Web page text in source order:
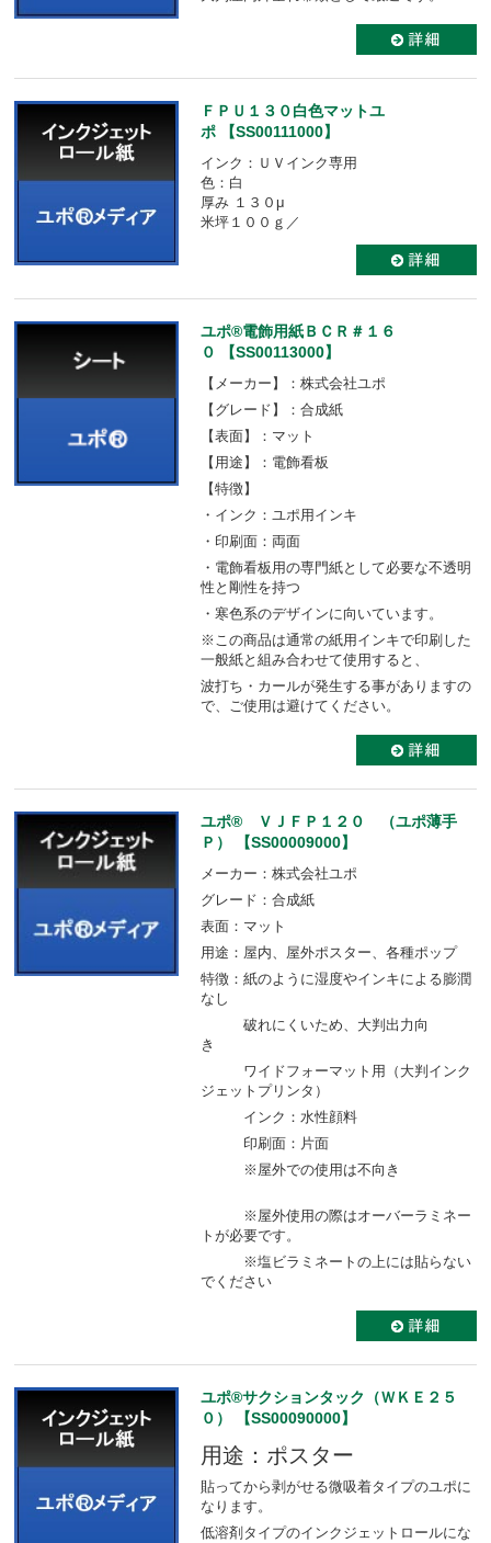
ＦＰＵ１３０白色マットユ
ポ 【SS00111000】
インク：ＵＶインク専用
色：白
厚み １３０μ
米坪１００ｇ／
ユポ®電飾用紙ＢＣＲ＃１６
０ 【SS00113000】
【メーカー】：株式会社ユポ
【グレード】：合成紙
【表面】：マット
【用途】：電飾看板
【特徴】
・インク：ユポ用インキ
・印刷面：両面
・電飾看板用の専門紙として必要な不透明
性と剛性を持つ
・寒色系のデザインに向いています。
※この商品は通常の紙用インキで印刷した
一般紙と組み合わせて使用すると、
波打ち・カールが発生する事がありますの
で、ご使用は避けてください。
ユポ® ＶＪＦＰ１２０ （ユポ薄手
Ｐ） 【SS00009000】
メーカー：株式会社ユポ
グレード：合成紙
表面：マット
用途：屋内、屋外ポスター、各種ポップ
特徴：紙のように湿度やインキによる膨潤
なし
破れにくいため、大判出力向
き
ワイドフォーマット用（大判インク
ジェットプリンタ）
インク：水性顔料
印刷面：片面
※屋外での使用は不向き
※屋外使用の際はオーバーラミネー
トが必要です。
※塩ビラミネートの上には貼らない
でください
ユポ®サクションタック（ＷＫＥ２５
０） 【SS00090000】
用途：ポスター
貼ってから剥がせる微吸着タイプのユポに
なります。
低溶剤タイプのインクジェットロールにな